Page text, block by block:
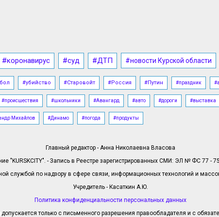
#коронавирус #суд #ДТП #новости Курской области
#убийство #Старовойт #Россия #Путин #праздник
#происшествия #школьники #Авангард #авто #дороги #выставка
Михайлов #Динамо #погода #продукты
Главный редактор - Анна Николаевна Власова
"KURSKCITY". - Запись в Реестре зарегистрированных СМИ: ЭЛ № ФС 77 -
службой по надзору в сфере связи, информационных технологий и
Учредитель - Касаткин А.Ю.
Политика конфиденциальности персональных данных
только с письменного разрешения правообладателя и с